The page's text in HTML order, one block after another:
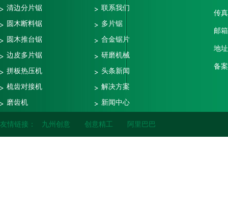
清边分片锯
圆木断料锯
圆木推台锯
边皮多片锯
拼板热压机
梳齿对接机
磨齿机
联系我们
多片锯
合金锯片
研磨机械
头条新闻
解决方案
新闻中心
传
邮
地
备
友情链接： 九州创意 创意精工 阿里巴巴